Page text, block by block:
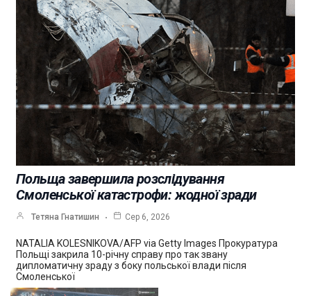
Польща завершила розслідування
Смоленської катастрофи: жодної зради
Тетяна Гнатишин Сер 6, 2026
NATALIA KOLESNIKOVA/AFP via Getty Images Прокуратура
Польщі закрила 10-річну справу про так звану
дипломатичну зраду з боку польської влади після
Смоленської